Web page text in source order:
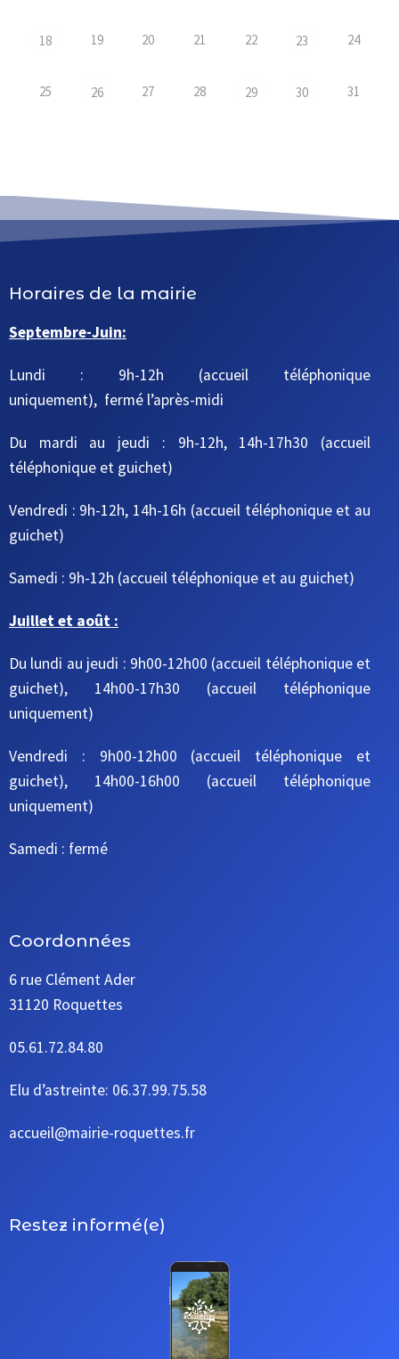
18 19 20 21 22 23 24
25 26 27 28 29 30 31
Horaires de la mairie
Septembre-Juin:
Lundi : 9h-12h (accueil téléphonique
uniquement), fermé l’après-midi
Du mardi au jeudi : 9h-12h, 14h-17h30 (accueil
téléphonique et guichet)
Vendredi : 9h-12h, 14h-16h (accueil téléphonique et au
guichet)
Samedi : 9h-12h (accueil téléphonique et au guichet)
Juillet et août :
Du lundi au jeudi : 9h00-12h00 (accueil téléphonique et
guichet), 14h00-17h30 (accueil téléphonique
uniquement)
Vendredi : 9h00-12h00 (accueil téléphonique et
guichet), 14h00-16h00 (accueil téléphonique
uniquement)
Samedi : fermé
Coordonnées
6 rue Clément Ader
31120 Roquettes
05.61.72.84.80
Elu d’astreinte: 06.37.99.75.58
accueil@mairie-roquettes.fr
Restez informé(e)